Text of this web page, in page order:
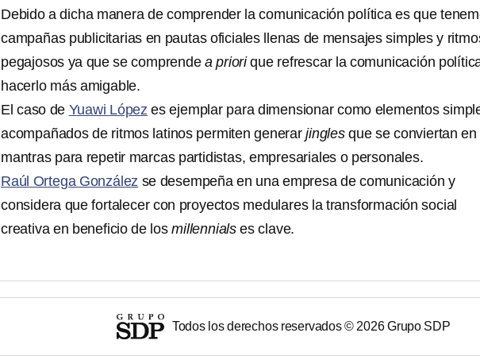
Debido a dicha manera de comprender la comunicación política es que
campañas publicitarias en pautas oficiales llenas de mensajes simples y
pegajosos ya que se comprendea priorique refrescar la comunicación
hacerlo más amigable.
El caso de Yuawi López es ejemplar para dimensionar como elementos
acompañados de ritmos latinos permiten generarjinglesque se conviertan en
mantras para repetir marcas partidistas, empresariales o personales.
Raúl Ortega González se desempeña en una empresa de comunicación y
considera que fortalecer con proyectos medulares la transformación social
creativa en beneficio de losmillennials es clave.
Todos los derechos reservados © 2026Grupo SDP